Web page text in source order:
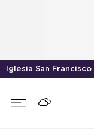
Iglesia San Francisco